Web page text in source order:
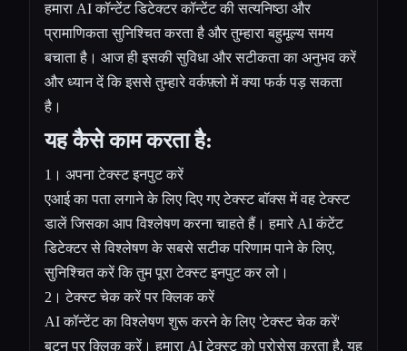
हमारा AI कॉन्टेंट डिटेक्टर कॉन्टेंट की सत्यनिष्ठा और
प्रामाणिकता सुनिश्चित करता है और तुम्हारा बहुमूल्य समय
बचाता है। आज ही इसकी सुविधा और सटीकता का अनुभव करें
और ध्यान दें कि इससे तुम्हारे वर्कफ़्लो में क्या फर्क पड़ सकता
है।
यह कैसे काम करता है:
1। अपना टेक्स्ट इनपुट करें
एआई का पता लगाने के लिए दिए गए टेक्स्ट बॉक्स में वह टेक्स्ट
डालें जिसका आप विश्लेषण करना चाहते हैं। हमारे AI कंटेंट
डिटेक्टर से विश्लेषण के सबसे सटीक परिणाम पाने के लिए,
सुनिश्चित करें कि तुम पूरा टेक्स्ट इनपुट कर लो।
2। टेक्स्ट चेक करें पर क्लिक करें
AI कॉन्टेंट का विश्लेषण शुरू करने के लिए 'टेक्स्ट चेक करें'
बटन पर क्लिक करें। हमारा AI टेक्स्ट को प्रोसेस करता है, यह